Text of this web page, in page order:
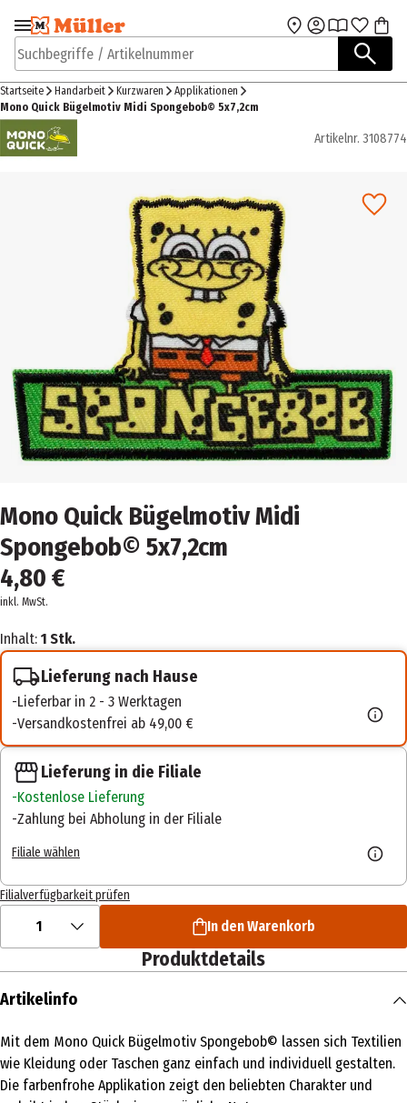
Zur Navigation
springen
Zum Hauptinhalt
Suchbegriffe / Artikelnummer
Startseite Handarbeit Kurzwaren
Applikationen
Mono Quick Bügelmotiv Midi Spongebob© 5x7,2cm
Artikelnr. 3108774
Mono Quick Bügelmotiv Midi
Spongebob© 5x7,2cm
4,80 €
inkl. MwSt.
Inhalt: 1 Stk.
Lieferung nach Hause
Lieferbar in 2 - 3 Werktagen
Versandkostenfrei ab 49,00 €
Lieferung in die Filiale
Kostenlose Lieferung
Zahlung bei Abholung in der Filiale
Filiale wählen
Filialverfügbarkeit prüfen
1 In den Warenkorb
Produktdetails
Artikelinfo
Mit dem Mono Quick Bügelmotiv Spongebob© lassen sich Textilien
wie Kleidung oder Taschen ganz einfach und individuell gestalten.
Die farbenfrohe Applikation zeigt den beliebten Charakter und